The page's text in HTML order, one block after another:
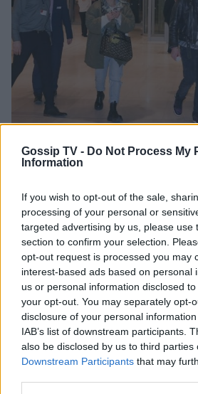
Gossip TV - Do Not Process My
Information
If you wish to opt-out of the sale,
processing of your personal or
targeted advertising by us, please use
section to confirm your selection.
opt-out request is processed you may
interest-based ads based on personal
us or personal information disclosed
your opt-out. You may separately opt-
disclosure of your personal
IAB’s list of downstream participants.
also be disclosed by us to third parties
Downstream Participants that may
Σπάνια έξοδος για την Μαίρη